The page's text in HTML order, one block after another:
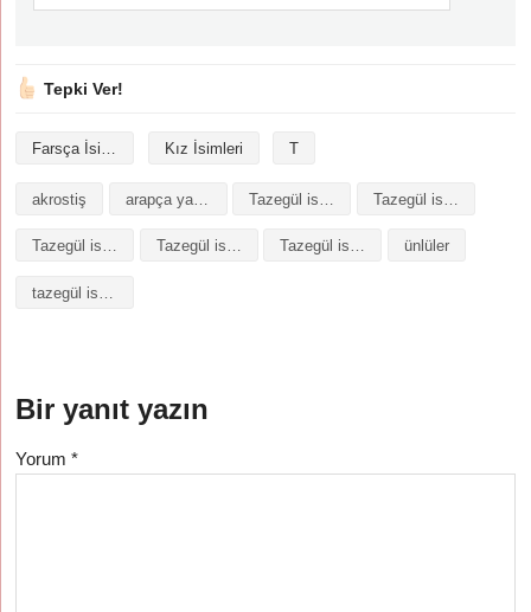
Tepki Ver!
Farsça İsimler Kız İsimleri T
akrostiş arapça yazılışı
Tazegül isminin baş harfleriyle şiir Tazegül isminin kökeni Tazegül isminin numerolojisi ünlüler
Bir yanıt yazın
Yorum*